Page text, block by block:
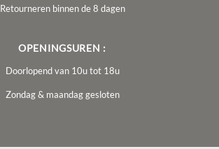
Retourneren binnen de 8 dagen
OPENINGSUREN :
Doorlopend van 10u tot 18u
Zondag & maandag gesloten